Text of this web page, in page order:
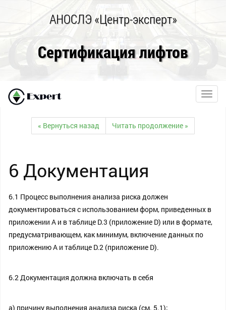
АНОСЛЭ «Центр-эксперт»
Сертификация лифтов
« Вернуться назад
Читать продолжение »
6 Документация
6.1 Процесс выполнения анализа риска должен
документироваться с использованием форм, приведенных в
приложении А и в таблице D.3 (приложение D) или в формате,
предусматривающем, как минимум, включение данных по
приложению А и таблице D.2 (приложение D).
6.2 Документация должна включать в себя
a) причину выполнения анализа риска (см. 5.1);